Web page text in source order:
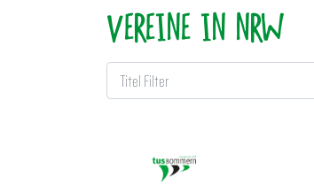
VEREINE IN NRW